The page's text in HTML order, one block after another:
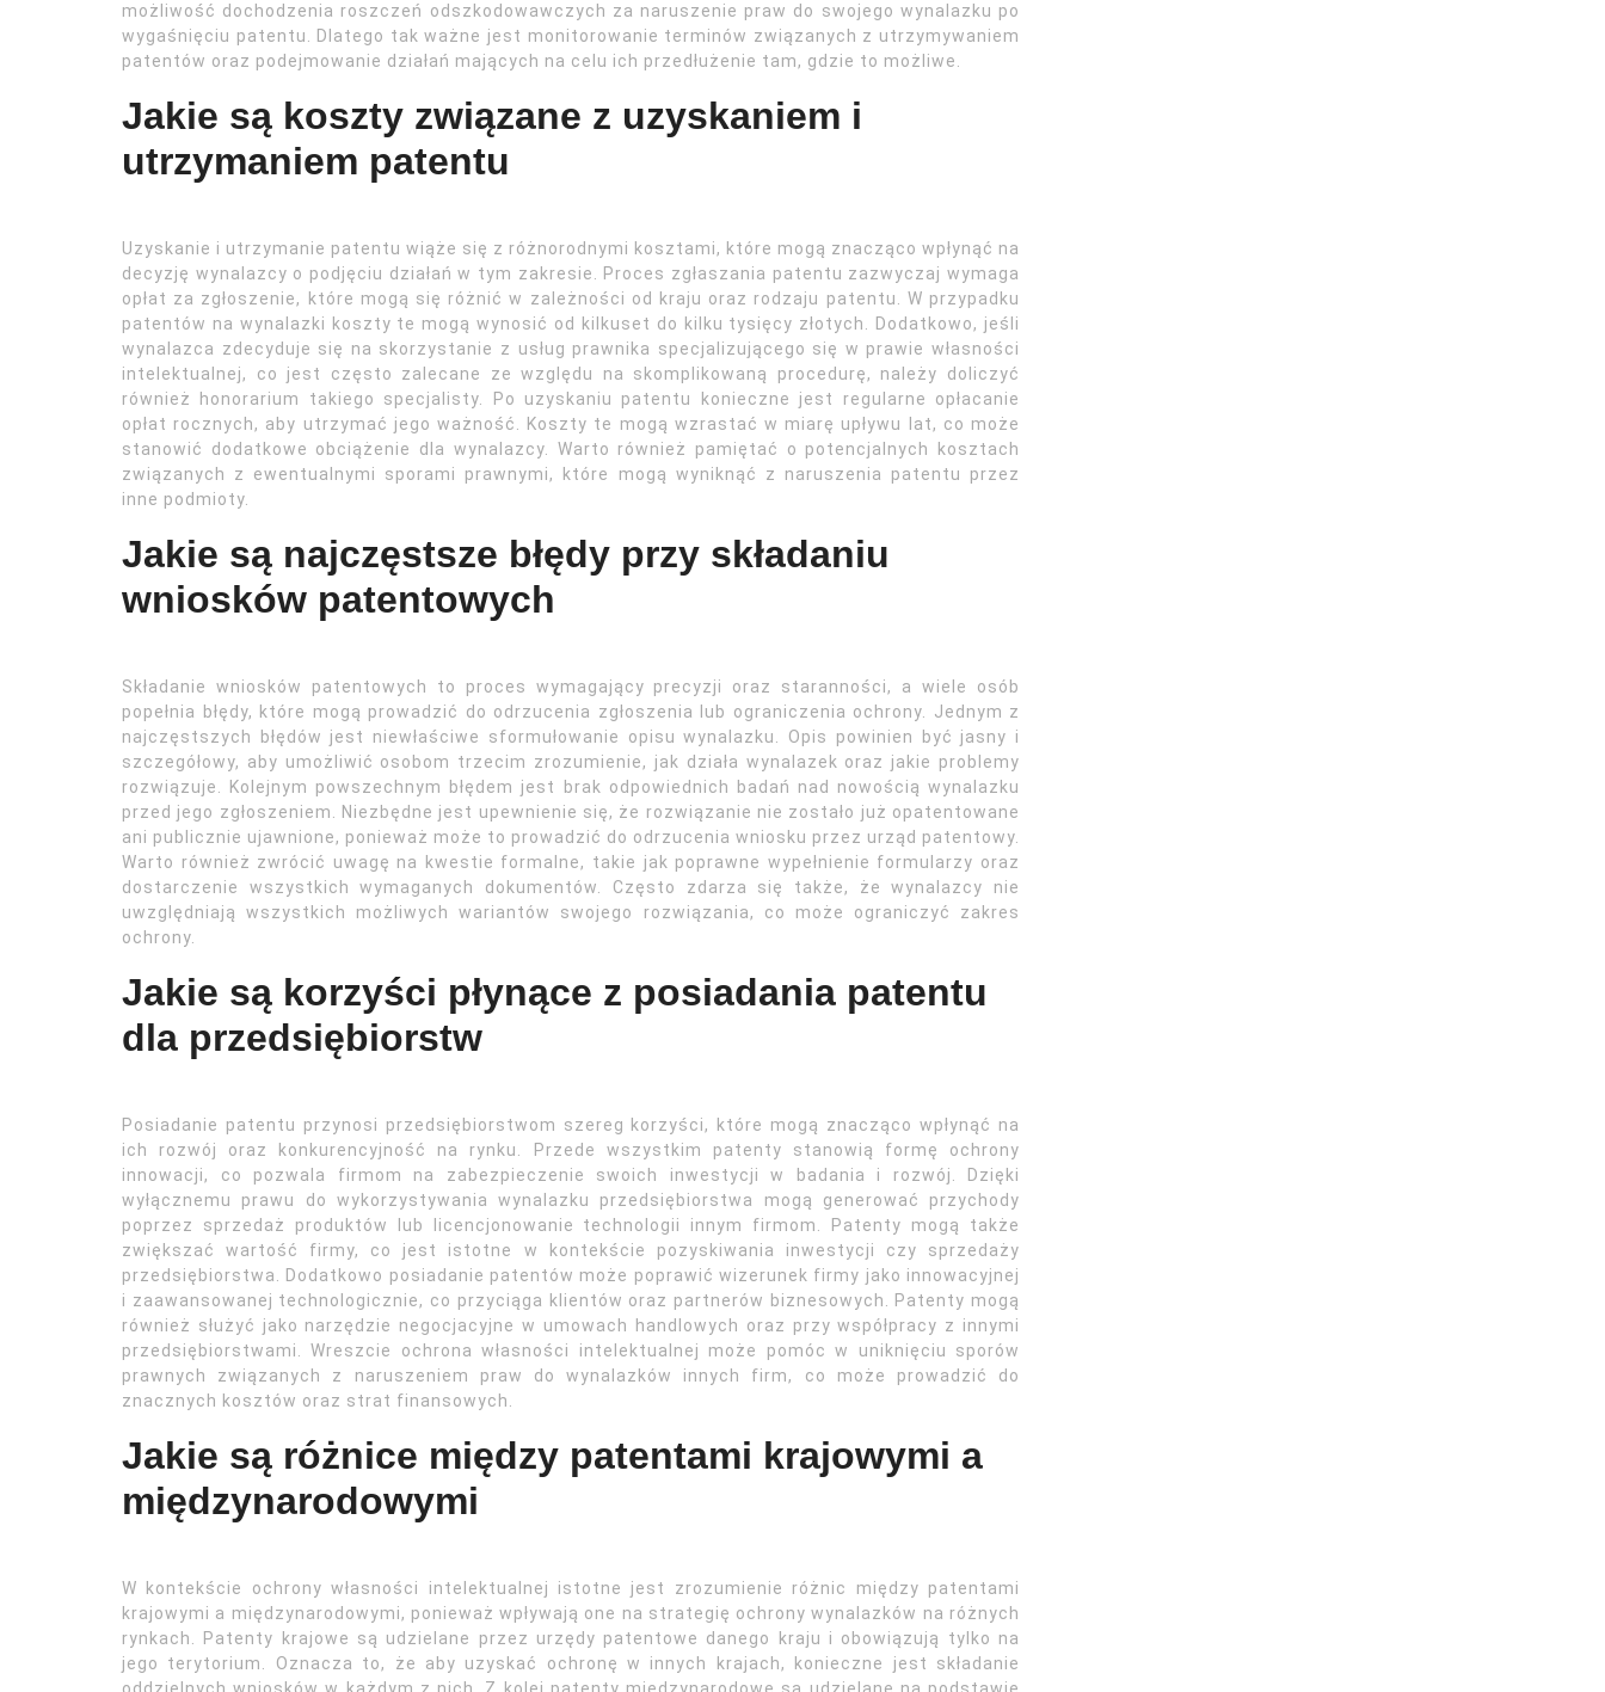
możliwość dochodzenia roszczeń odszkodowawczych za naruszenie praw do swojego wynalazku po
wygaśnięciu patentu. Dlatego tak ważne jest monitorowanie terminów związanych z utrzymywaniem
patentów oraz podejmowanie działań mających na celu ich przedłużenie tam, gdzie to możliwe.
Jakie są koszty związane z uzyskaniem i
utrzymaniem patentu
Uzyskanie i utrzymanie patentu wiąże się z różnorodnymi kosztami, które mogą znacząco wpłynąć na
decyzję wynalazcy o podjęciu działań w tym zakresie. Proces zgłaszania patentu zazwyczaj wymaga
opłat za zgłoszenie, które mogą się różnić w zależności od kraju oraz rodzaju patentu. W przypadku
patentów na wynalazki koszty te mogą wynosić od kilkuset do kilku tysięcy złotych. Dodatkowo, jeśli
wynalazca zdecyduje się na skorzystanie z usług prawnika specjalizującego się w prawie własności
intelektualnej, co jest często zalecane ze względu na skomplikowaną procedurę, należy doliczyć
również honorarium takiego specjalisty. Po uzyskaniu patentu konieczne jest regularne opłacanie
opłat rocznych, aby utrzymać jego ważność. Koszty te mogą wzrastać w miarę upływu lat, co może
stanowić dodatkowe obciążenie dla wynalazcy. Warto również pamiętać o potencjalnych kosztach
związanych z ewentualnymi sporami prawnymi, które mogą wyniknąć z naruszenia patentu przez
inne podmioty.
Jakie są najczęstsze błędy przy składaniu
wniosków patentowych
Składanie wniosków patentowych to proces wymagający precyzji oraz staranności, a wiele osób
popełnia błędy, które mogą prowadzić do odrzucenia zgłoszenia lub ograniczenia ochrony. Jednym z
najczęstszych błędów jest niewłaściwe sformułowanie opisu wynalazku. Opis powinien być jasny i
szczegółowy, aby umożliwić osobom trzecim zrozumienie, jak działa wynalazek oraz jakie problemy
rozwiązuje. Kolejnym powszechnym błędem jest brak odpowiednich badań nad nowością wynalazku
przed jego zgłoszeniem. Niezbędne jest upewnienie się, że rozwiązanie nie zostało już opatentowane
ani publicznie ujawnione, ponieważ może to prowadzić do odrzucenia wniosku przez urząd patentowy.
Warto również zwrócić uwagę na kwestie formalne, takie jak poprawne wypełnienie formularzy oraz
dostarczenie wszystkich wymaganych dokumentów. Często zdarza się także, że wynalazcy nie
uwzględniają wszystkich możliwych wariantów swojego rozwiązania, co może ograniczyć zakres
ochrony.
Jakie są korzyści płynące z posiadania patentu
dla przedsiębiorstw
Posiadanie patentu przynosi przedsiębiorstwom szereg korzyści, które mogą znacząco wpłynąć na
ich rozwój oraz konkurencyjność na rynku. Przede wszystkim patenty stanowią formę ochrony
innowacji, co pozwala firmom na zabezpieczenie swoich inwestycji w badania i rozwój. Dzięki
wyłącznemu prawu do wykorzystywania wynalazku przedsiębiorstwa mogą generować przychody
poprzez sprzedaż produktów lub licencjonowanie technologii innym firmom. Patenty mogą także
zwiększać wartość firmy, co jest istotne w kontekście pozyskiwania inwestycji czy sprzedaży
przedsiębiorstwa. Dodatkowo posiadanie patentów może poprawić wizerunek firmy jako innowacyjnej
i zaawansowanej technologicznie, co przyciąga klientów oraz partnerów biznesowych. Patenty mogą
również służyć jako narzędzie negocjacyjne w umowach handlowych oraz przy współpracy z innymi
przedsiębiorstwami. Wreszcie ochrona własności intelektualnej może pomóc w uniknięciu sporów
prawnych związanych z naruszeniem praw do wynalazków innych firm, co może prowadzić do
znacznych kosztów oraz strat finansowych.
Jakie są różnice między patentami krajowymi a
międzynarodowymi
W kontekście ochrony własności intelektualnej istotne jest zrozumienie różnic między patentami
krajowymi a międzynarodowymi, ponieważ wpływają one na strategię ochrony wynalazków na różnych
rynkach. Patenty krajowe są udzielane przez urzędy patentowe danego kraju i obowiązują tylko na
jego terytorium. Oznacza to, że aby uzyskać ochronę w innych krajach, konieczne jest składanie